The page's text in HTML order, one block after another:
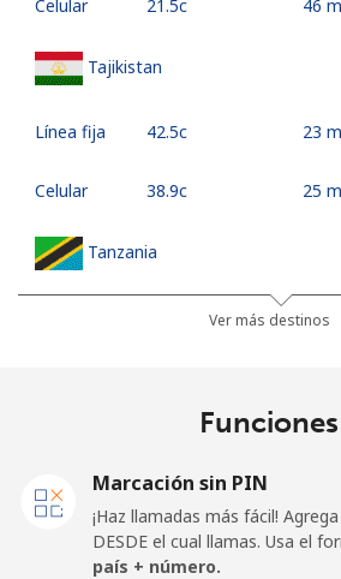
Celular ⁦21.5c⁩ 46
Tajikistan
Línea fija ⁦42.5c⁩ 23
Celular ⁦38.9c⁩ 25
Tanzania
18
Línea fija
⁦5.5c⁩
Ver más destinos
Funciones
Marcación sin PIN
¡Haz llamadas más fácil!
DESDE el cual llamas. Usa el
país + número.